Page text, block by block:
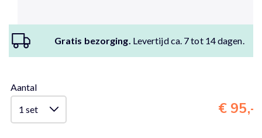
Gratis bezorging. Levertijd ca. 7 tot 14 dagen.
Aantal
€ 95,-